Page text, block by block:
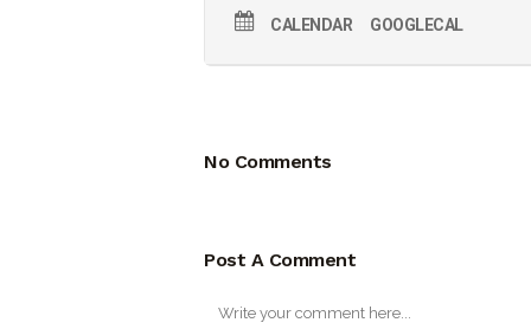
CALENDAR GOOGLECAL
No Comments
Post A Comment